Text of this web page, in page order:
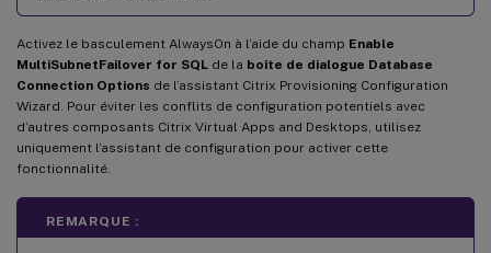
Activez le basculement AlwaysOn à l’aide du champ Enable
MultiSubnetFailover for SQL de la boîte de dialogue Database
Connection Options de l’assistant Citrix Provisioning Configuration
Wizard. Pour éviter les conflits de configuration potentiels avec
d’autres composants Citrix Virtual Apps and Desktops, utilisez
uniquement l’assistant de configuration pour activer cette
fonctionnalité.
REMARQUE :